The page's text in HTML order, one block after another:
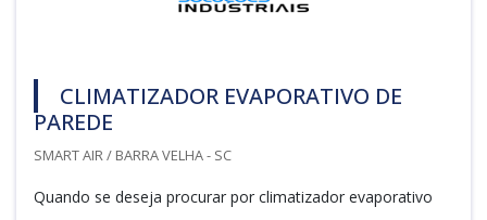
CLIMATIZADOR EVAPORATIVO DE
PAREDE
SMART AIR / BARRA VELHA - SC
Quando se deseja procurar por climatizador evaporativo